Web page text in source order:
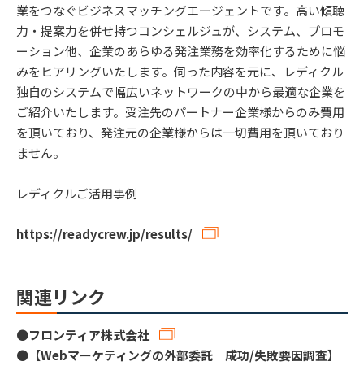
業をつなぐビジネスマッチングエージェントです。高い傾聴
力・提案力を併せ持つコンシェルジュが、システム、プロモ
ーション他、企業のあらゆる発注業務を効率化するために悩
みをヒアリングいたします。伺った内容を元に、レディクル
独自のシステムで幅広いネットワークの中から最適な企業を
ご紹介いたします。受注先のパートナー企業様からのみ費用
を頂いており、発注元の企業様からは一切費用を頂いており
ません。
レディクルご活用事例
https://readycrew.jp/results/
関連リンク
●フロンティア株式会社
● 【Webマーケティングの外部委託｜成功/失敗要因調査】